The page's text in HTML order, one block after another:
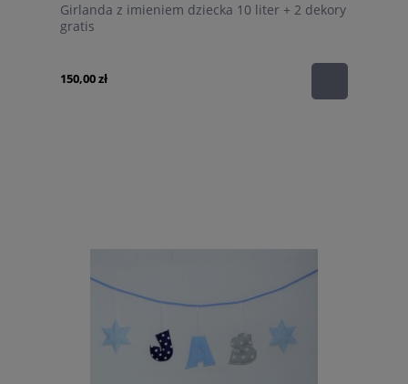
Girlanda z imieniem dziecka 10 liter + 2 dekory
gratis
150,00 zł